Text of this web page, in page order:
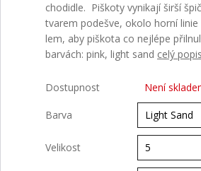
chodidle. Piškoty vynikají širší
tvarem podešve, okolo horní linie
lem, aby piškota co nejlépe
barvách: pink, light sand celý popis
Dostupnost Není
Barva
Velikost